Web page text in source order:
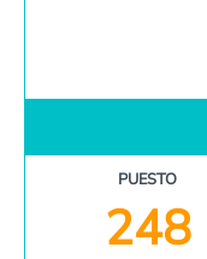
PUESTO
248